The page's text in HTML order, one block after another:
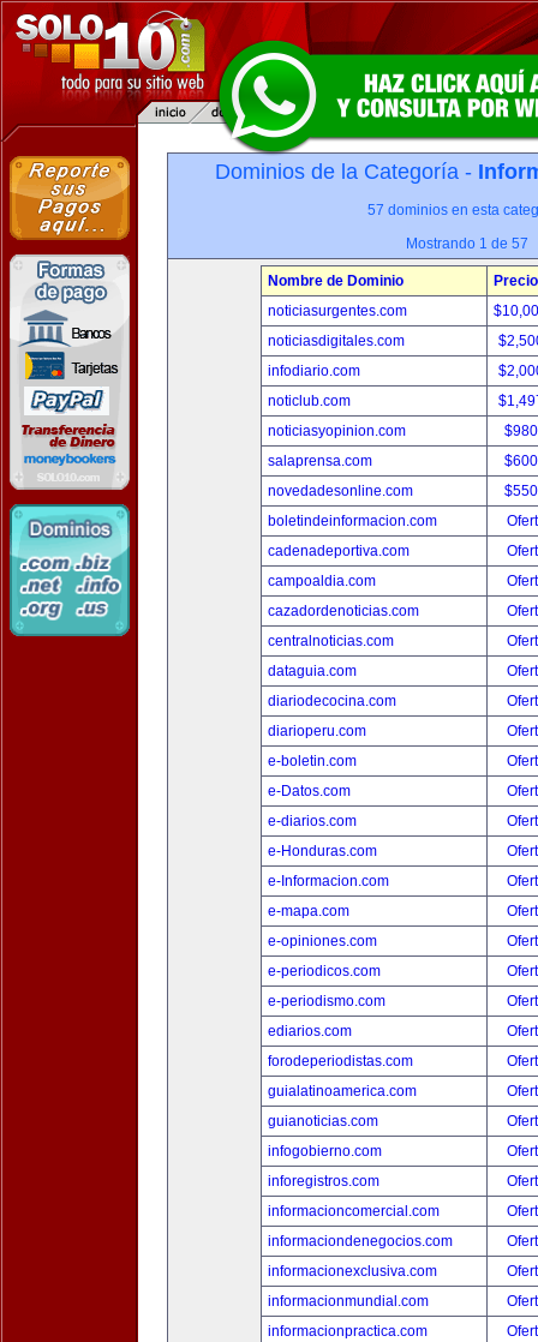
Dominios de la Categoría -
57 dominios en esta
Mostrando 1 de 57
Nombre de Dominio
Precio
noticiasurgentes.com
noticiasdigitales.com
infodiario.com
noticlub.com
noticiasyopinion.com
salaprensa.com
novedadesonline.com
boletindeinformacion.com
cadenadeportiva.com
campoaldia.com
cazadordenoticias.com
centralnoticias.com
dataguia.com
diariodecocina.com
diarioperu.com
e-boletin.com
e-Datos.com
e-diarios.com
e-Honduras.com
e-Informacion.com
e-mapa.com
e-opiniones.com
e-periodicos.com
e-periodismo.com
ediarios.com
forodeperiodistas.com
guialatinoamerica.com
guianoticias.com
infogobierno.com
inforegistros.com
informacioncomercial.com
informaciondenegocios.com
informacionexclusiva.com
informacionmundial.com
informacionpractica.com